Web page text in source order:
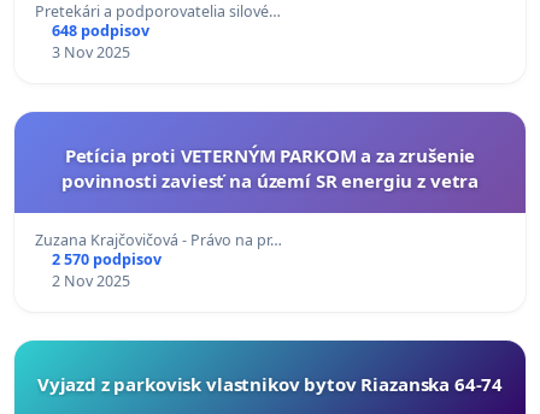
Pretekári a podporovatelia silové…
648 podpisov
3 Nov 2025
Petícia proti VETERNÝM PARKOM a za zrušenie
povinnosti zaviesť na území SR energiu z vetra
Zuzana Krajčovičová - Právo na pr…
2 570 podpisov
2 Nov 2025
Vyjazd z parkovisk vlastnikov bytov Riazanska 64-74